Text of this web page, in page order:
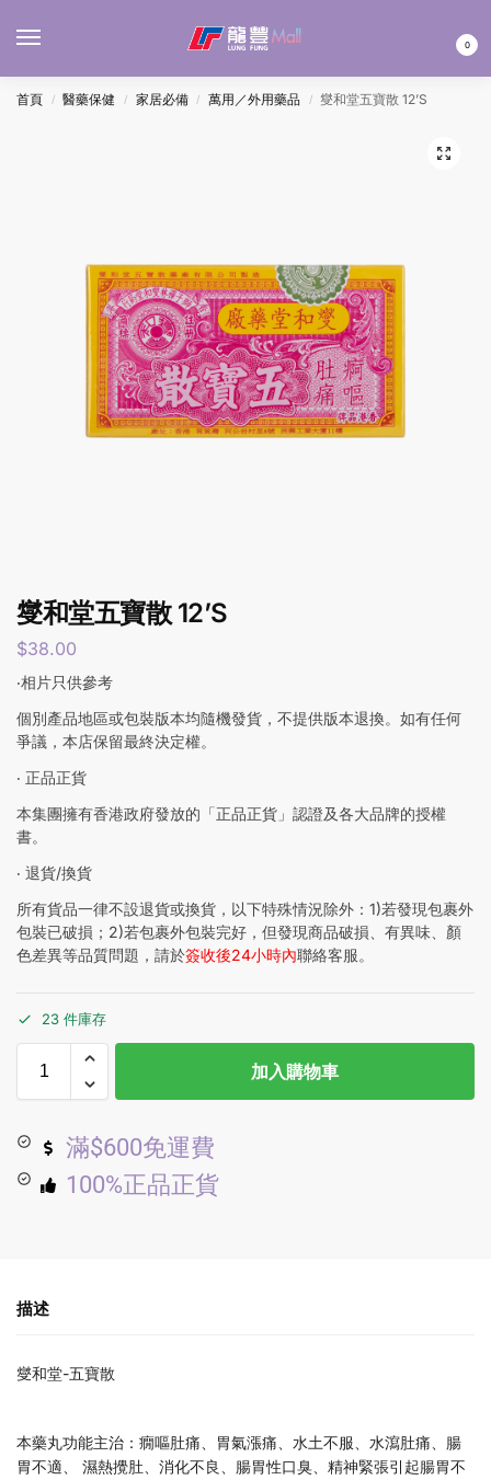
0
首頁 / 醫藥保健 / 家居必備 / 萬用／外用藥品 / 燮和堂五寶散 12’S
燮和堂五寶散 12’S
$38.00
‧相片只供參考
個別產品地區或包裝版本均隨機發貨，不提供版本退換。如有任何
爭議，本店保留最終決定權。
‧ 正品正貨
本集團擁有香港政府發放的「正品正貨」認證及各大品牌的授權
書。
‧ 退貨/換貨
所有貨品一律不設退貨或換貨，以下特殊情況除外：1)若發現包裹外
包裝已破損；2)若包裹外包裝完好，但發現商品破損、有異味、顏
色差異等品質問題，請於簽收後24小時內聯絡客服。
23 件庫存
加入購物車
滿$600免運費
100%正品正貨
描述
燮和堂-五寶散
本藥丸功能主治：癇嘔肚痛、胃氣漲痛、水土不服、水瀉肚痛、腸
胃不適、 濕熱攪肚、消化不良、腸胃性口臭、精神緊張引起腸胃不